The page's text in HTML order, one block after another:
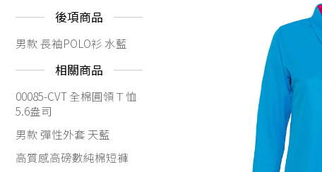
後項商品
男款 長袖POLO衫 水藍
相關商品
00085-CVT 全棉圓領Ｔ恤
5.6盎司
男款 彈性外套 天藍
高質感高磅數純棉短褲